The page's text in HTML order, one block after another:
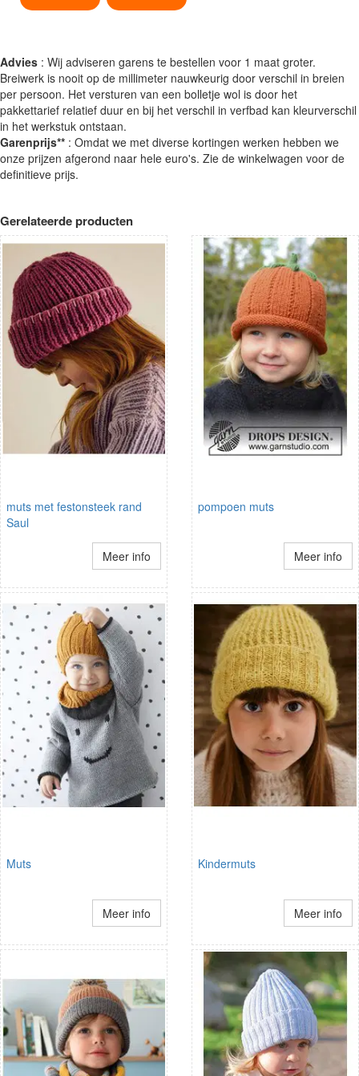
Advies : Wij adviseren garens te bestellen voor 1 maat groter.
Breiwerk is nooit op de millimeter nauwkeurig door verschil in breien
per persoon. Het versturen van een bolletje wol is door het
pakkettarief relatief duur en bij het verschil in verfbad kan kleurverschil
in het werkstuk ontstaan.
Garenprijs** : Omdat we met diverse kortingen werken hebben we
onze prijzen afgerond naar hele euro's. Zie de winkelwagen voor de
definitieve prijs.
Gerelateerde producten
muts met festonsteek rand
Saul
Meer info
pompoen muts
Meer info
Muts
Meer info
Kindermuts
Meer info